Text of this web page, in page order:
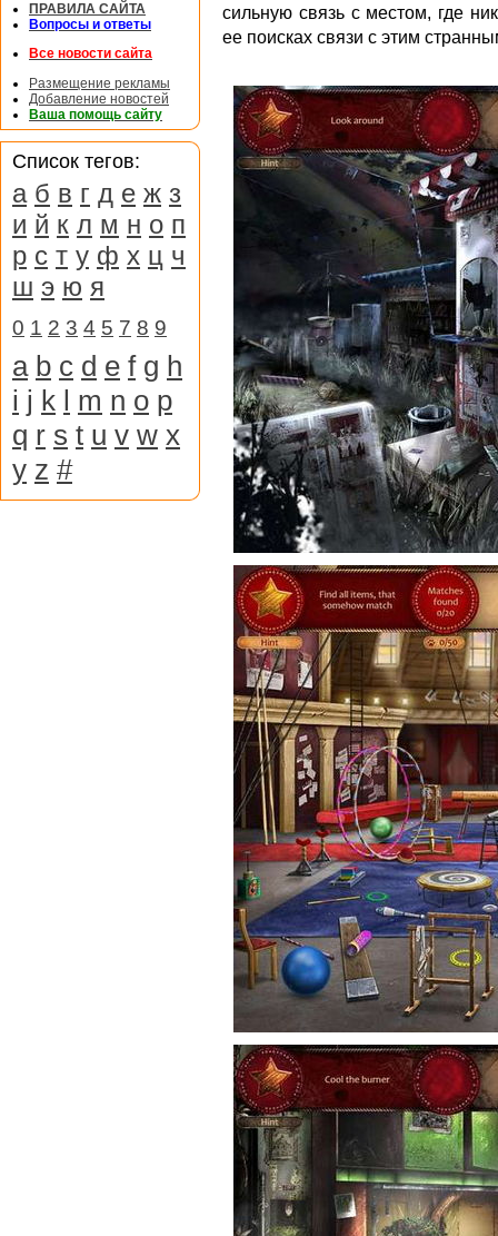
сильную связь с местом, где
ее поисках связи с этим
ПРАВИЛА САЙТА
Вопросы и ответы
Все новости сайта
Размещение рекламы
Добавление новостей
Ваша помощь сайту
Список тегов:
а б в г д е ж з
и й к л м н о п
р с т у ф х ц ч
ш э ю я
0 1 2 3 4 5 7 8 9
a b c d e f g h
i j k l m n o p
q r s t u v w x
y z #